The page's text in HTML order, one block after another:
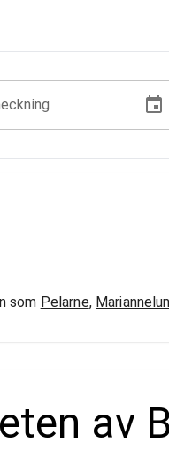
som Pelarne,
av